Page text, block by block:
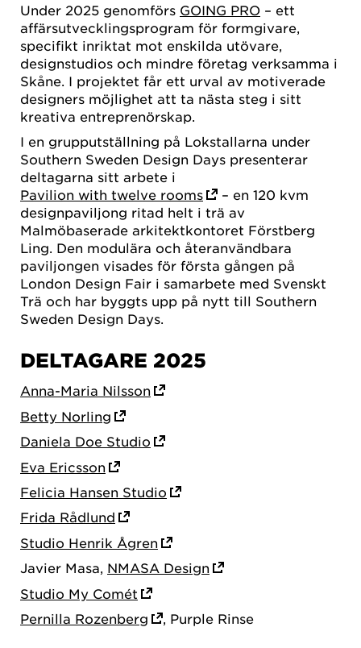
Under 2025 genomförs GOING PRO – ett
affärsutvecklingsprogram för formgivare,
specifikt inriktat mot enskilda utövare,
designstudios och mindre företag verksamma i
Skåne. I projektet får ett urval av motiverade
designers möjlighet att ta nästa steg i sitt
kreativa entreprenörskap.
I en grupputställning på Lokstallarna under
Southern Sweden Design Days presenterar
deltagarna sitt arbete i
Pavilion with twelve rooms
– en 120 kvm
designpaviljong ritad helt i trä av
Malmöbaserade arkitektkontoret Förstberg
Ling. Den modulära och återanvändbara
paviljongen visades för första gången på
London Design Fair i samarbete med Svenskt
Trä och har byggts upp på nytt till Southern
Sweden Design Days.
DELTAGARE 2025
Anna-Maria Nilsson
Betty Norling
Daniela Doe Studio
Eva Ericsson
Felicia Hansen Studio
Frida Rådlund
Studio Henrik Ågren
Javier Masa, NMASA Design
Studio My Comét
Pernilla Rozenberg
, Purple Rinse